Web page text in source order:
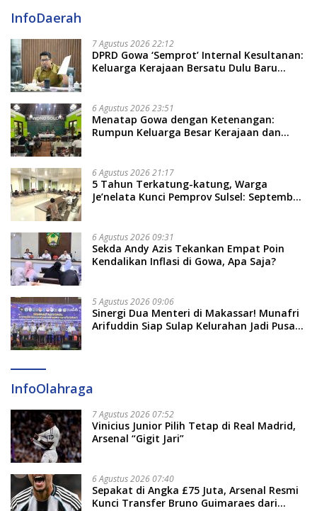
InfoDaerah
7 Agustus 2026 22:12
DPRD Gowa ‘Semprot’ Internal Kesultanan:
Keluarga Kerajaan Bersatu Dulu Baru
6 Agustus 2026 23:51
Menatap Gowa dengan Ketenangan:
Rumpun Keluarga Besar Kerajaan dan
Soal Adat dan Adab
6 Agustus 2026 21:17
5 Tahun Terkatung-katung, Warga
Je’nelata Kunci Pemprov Sulsel: September
6 Agustus 2026 09:31
Sekda Andy Azis Tekankan Empat Poin
Kendalikan Inflasi di Gowa, Apa Saja?
5 Agustus 2026 09:06
Sinergi Dua Menteri di Makassar! Munafri
Arifuddin Siap Sulap Kelurahan Jadi Pusat
InfoOlahraga
7 Agustus 2026 07:52
Vinicius Junior Pilih Tetap di Real Madrid,
Arsenal “Gigit Jari”
6 Agustus 2026 07:40
Sepakat di Angka £75 Juta, Arsenal Resmi
Kunci Transfer Bruno Guimaraes dari